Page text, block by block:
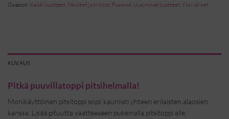
Osastot: Kaikki tuotteet Neuleet ja trikoot Puserot Uusimmat tuotteet Yksiväriset
KUVAUS
Pitkä puuvillatoppi pitsihelmalla!
Monikäyttöinen pitsitoppi sopii kauniisti yhteen erilaisten alaosien
kanssa. Lisää pituutta vaatteeseen pukemalla pitsitoppi alle.